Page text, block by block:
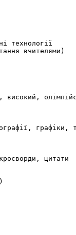
цитати